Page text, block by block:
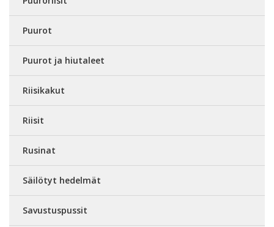
Puurot
Puurot ja hiutaleet
Riisikakut
Riisit
Rusinat
Säilötyt hedelmät
Savustuspussit